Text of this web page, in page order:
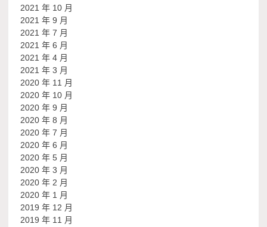
2021 年 10 月
2021 年 9 月
2021 年 7 月
2021 年 6 月
2021 年 4 月
2021 年 3 月
2020 年 11 月
2020 年 10 月
2020 年 9 月
2020 年 8 月
2020 年 7 月
2020 年 6 月
2020 年 5 月
2020 年 3 月
2020 年 2 月
2020 年 1 月
2019 年 12 月
2019 年 11 月